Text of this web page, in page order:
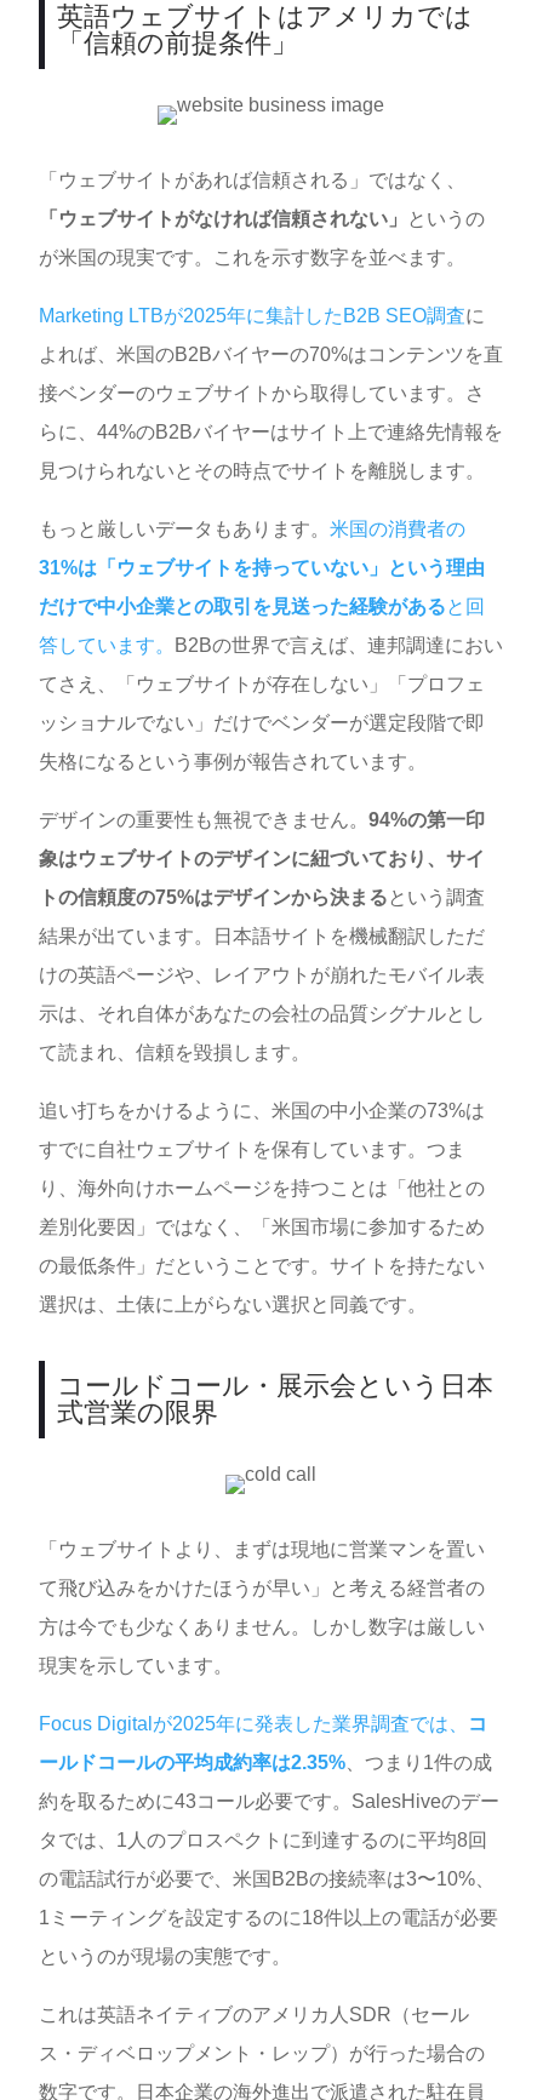
英語ウェブサイトはアメリカでは
「信頼の前提条件」
「ウェブサイトがあれば信頼される」ではなく、
「ウェブサイトがなければ信頼されない」
というの
が米国の現実です。これを示す数字を並べます。
Marketing LTBが2025年に集計したB2B SEO調査に
よれば、米国のB2Bバイヤーの70%はコンテンツを直
接ベンダーのウェブサイトから取得しています。さ
らに、44%のB2Bバイヤーはサイト上で連絡先情報を
見つけられないとその時点でサイトを離脱します。
もっと厳しいデータもあります。米国の消費者の
31%は「ウェブサイトを持っていない」という理由
だけで中小企業との取引を見送った経験があると回
答しています。 B2Bの世界で言えば、連邦調達におい
てさえ、「ウェブサイトが存在しない」「プロフェ
ッショナルでない」だけでベンダーが選定段階で即
失格になるという事例が報告されています。
デザインの重要性も無視できません。94%の第一印
象はウェブサイトのデザインに紐づいており、サイ
トの信頼度の75%はデザインから決まる という調査
結果が出ています。日本語サイトを機械翻訳しただ
けの英語ページや、レイアウトが崩れたモバイル表
示は、それ自体があなたの会社の品質シグナルとし
て読まれ、信頼を毀損します。
追い打ちをかけるように、米国の中小企業の73%は
すでに自社ウェブサイトを保有しています。つま
り、海外向けホームページを持つことは「他社との
差別化要因」ではなく、「米国市場に参加するため
の最低条件」だということです。サイトを持たない
選択は、土俵に上がらない選択と同義です。
コールドコール・展示会という日本
式営業の限界
「ウェブサイトより、まずは現地に営業マンを置い
て飛び込みをかけたほうが早い」と考える経営者の
方は今でも少なくありません。しかし数字は厳しい
現実を示しています。
Focus Digitalが2025年に発表した業界調査では、 コ
ールドコールの平均成約率は2.35% 、つまり1件の成
約を取るために43コール必要です。SalesHiveのデー
タでは、1人のプロスペクトに到達するのに平均8回
の電話試行が必要で、米国B2Bの接続率は3〜10%、
1ミーティングを設定するのに18件以上の電話が必要
というのが現場の実態です。
これは英語ネイティブのアメリカ人SDR（セール
ス・ディベロップメント・レップ）が行った場合の
数字です。日本企業の海外進出で派遣された駐在員